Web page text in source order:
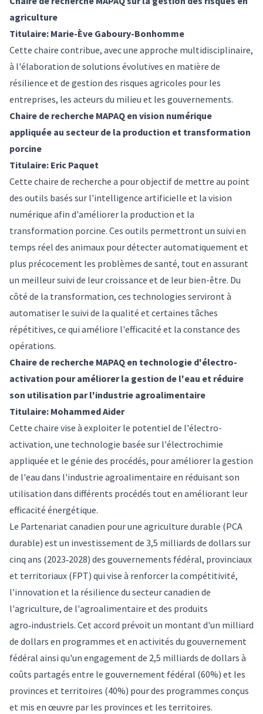
agriculture
Titulaire: Marie-Ève Gaboury-Bonhomme
Cette chaire contribue, avec une approche multidisciplinaire,
à l'élaboration de solutions évolutives en matière de
résilience et de gestion des risques agricoles pour les
entreprises, les acteurs du milieu et les gouvernements.
Chaire de recherche MAPAQ en vision numérique
appliquée au secteur de la production et transformation
porcine
Titulaire: Eric Paquet
Cette chaire de recherche a pour objectif de mettre au point
des outils basés sur l'intelligence artificielle et la vision
numérique afin d'améliorer la production et la
transformation porcine. Ces outils permettront un suivi en
temps réel des animaux pour détecter automatiquement et
plus précocement les problèmes de santé, tout en assurant
un meilleur suivi de leur croissance et de leur bien-être. Du
côté de la transformation, ces technologies serviront à
automatiser le suivi de la qualité et certaines tâches
répétitives, ce qui améliore l'efficacité et la constance des
opérations.
Chaire de recherche MAPAQ en technologie d'électro-
activation pour améliorer la gestion de l'eau et réduire
son utilisation par l'industrie agroalimentaire
Titulaire: Mohammed Aider
Cette chaire vise à exploiter le potentiel de l'électro-
activation, une technologie basée sur l'électrochimie
appliquée et le génie des procédés, pour améliorer la gestion
de l'eau dans l'industrie agroalimentaire en réduisant son
utilisation dans différents procédés tout en améliorant leur
efficacité énergétique.
Le Partenariat canadien pour une agriculture durable (PCA
durable) est un investissement de 3,5 milliards de dollars sur
cinq ans (2023‐2028) des gouvernements fédéral, provinciaux
et territoriaux (FPT) qui vise à renforcer la compétitivité,
l'innovation et la résilience du secteur canadien de
l'agriculture, de l'agroalimentaire et des produits
agro‑industriels. Cet accord prévoit un montant d'un milliard
de dollars en programmes et en activités du gouvernement
fédéral ainsi qu'un engagement de 2,5 milliards de dollars à
coûts partagés entre le gouvernement fédéral (60%) et les
provinces et territoires (40%) pour des programmes conçus
et mis en œuvre par les provinces et les territoires.